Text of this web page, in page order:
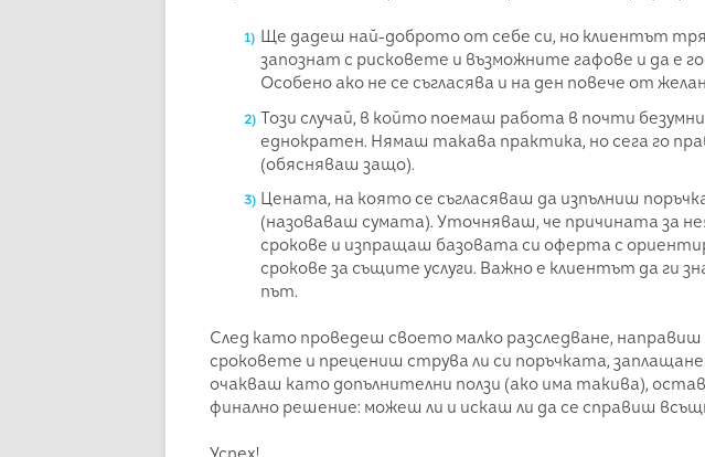
Ще дадеш най-доброто от себе си, но клиентът
запознат с рисковете и възможните гафове и да е
Особено ако не се съгласява и на ден повече от
Този случай, в който поемаш работа в почти безумни
еднократен. Нямаш такава практика, но сега го
(обясняваш защо).
Цената, на която се съгласяваш да изпълниш
(назоваваш сумата). Уточняваш, че причината за
срокове и изпращаш базовата си оферта с
срокове за същите услуги. Важно е клиентът да ги
път.
След като проведеш своето малко разследване,
сроковете и прецениш струва ли си поръчката,
очакваш като допълнителни ползи (ако има такива),
финално решение: можеш ли и искаш ли да се справиш